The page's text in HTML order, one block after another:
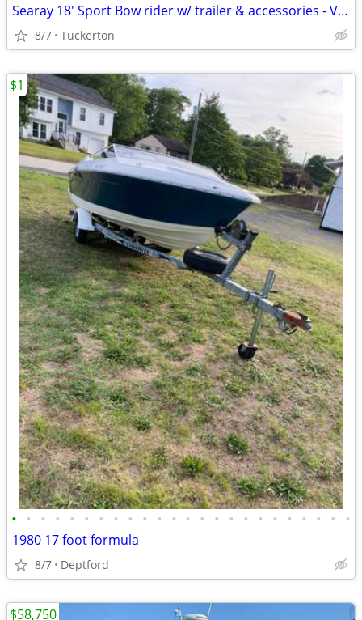
Searay 18' Sport Bow rider w/ trailer & accessories - Very low hours
8/7 Tuckerton
• • • • • • • • • • • • • • • • • • • • • • • •
1980 17 foot formula
8/7 Deptford
$1
$58,750